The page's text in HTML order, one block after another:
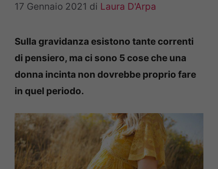
17 Gennaio 2021 di Laura D'Arpa
Sulla gravidanza esistono tante correnti
di pensiero, ma ci sono 5 cose che una
donna incinta non dovrebbe proprio fare
in quel periodo.